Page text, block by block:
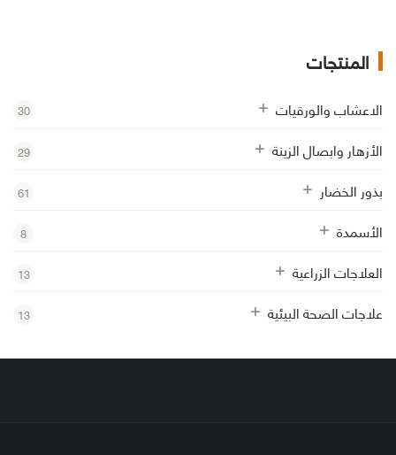
المنتجات
الاعشاب والورقيات 30
الأزهار وابصال الزينة 29
بذور الخضار 61
الأسمدة 8
العلاجات الزراعية 13
علاجات الصحة البيئية 13